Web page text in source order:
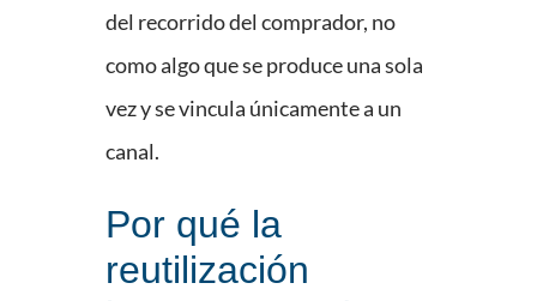
del recorrido del comprador, no
como algo que se produce una sola
vez y se vincula únicamente a un
canal.
Por qué la
reutilización